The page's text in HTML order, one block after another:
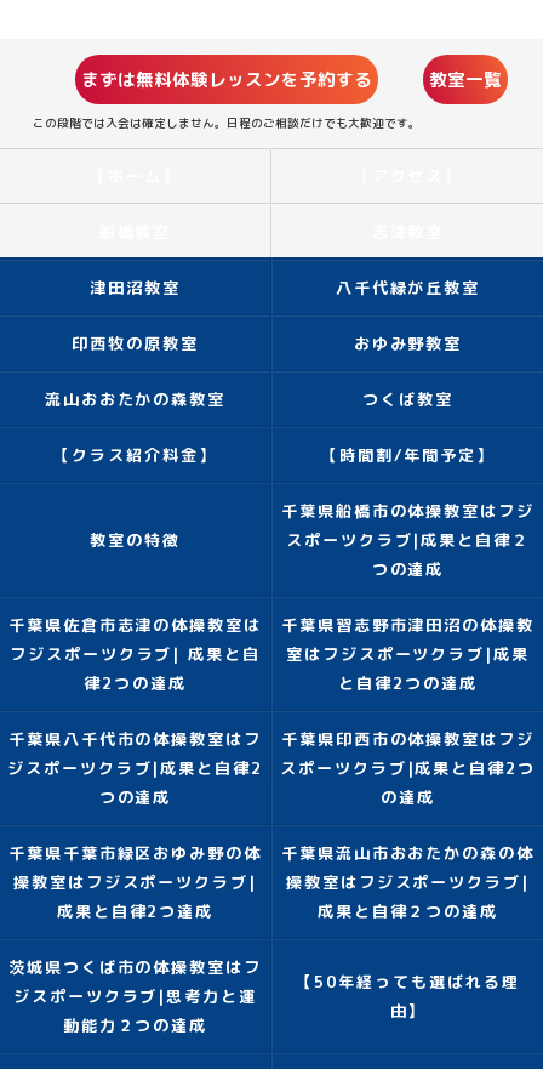
まずは無料体験レッスンを予約する
この段階では入会は確定しません。日程のご相談だけでも大歓迎です。
教室一覧
津田沼教室 八千代緑が丘教室
印西牧の原教室 おゆみ野教室
流山おおたかの森教室 つくば教室
【クラス紹介料金】 【時間割/年間予定】
教室の特徴
千葉県船橋市の体操教室はフジ
スポーツクラブ|成果と自律２
つの達成
千葉県佐倉市志津の体操教室は
フジスポーツクラブ| 成果と自
律2つの達成
千葉県習志野市津田沼の体操教
室はフジスポーツクラブ|成果
と自律2つの達成
千葉県八千代市の体操教室はフ
ジスポーツクラブ|成果と自律2
つの達成
千葉県印西市の体操教室はフジ
スポーツクラブ|成果と自律2つ
の達成
千葉県千葉市緑区おゆみ野の体
操教室はフジスポーツクラブ|
成果と自律2つ達成
千葉県流山市おおたかの森の体
操教室はフジスポーツクラブ|
成果と自律２つの達成
茨城県つくば市の体操教室はフ
ジスポーツクラブ|思考力と運
動能力２つの達成
【50年経っても選ばれる理
由】